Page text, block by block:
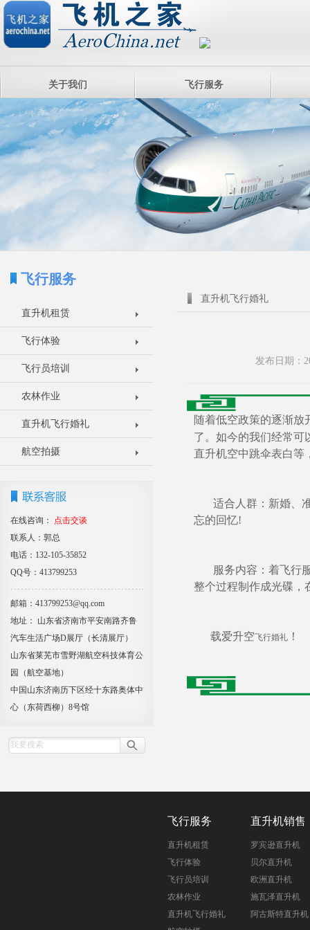
关于我们 飞行服务
飞行服务
直升机租赁
飞行体验
飞行员培训
农林作业
直升机飞行婚礼
航空拍摄
在线咨询：
点击交谈
联系人：郭总
电话：132-105-35852
QQ号：413799253
邮箱：413799253@qq.com
地址： 山东省济南市平安南路齐鲁
汽车生活广场D展厅（长清展厅）
山东省莱芜市雪野湖航空科技体育公
园（航空基地）
中国山东济南历下区经十东路奥体中
心（东荷西柳）8号馆
直升机飞行婚礼
发布日期：
随着低空政策的逐渐放
了。如今的我们经常可
直升机空中跳伞表白等
适合人群：新婚、准
忘的回忆!
服务内容：着飞行服
整个过程制作成光碟，
载爱升空飞行婚礼 ！
飞行服务
直升机租赁
飞行体验
飞行员培训
农林作业
直升机飞行婚礼
直升机销售
罗宾逊直升机
贝尔直升机
欧洲直升机
施瓦泽直升机
阿古斯特直升机